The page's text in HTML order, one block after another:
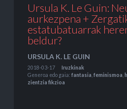
Ursula K. Le Guin:
aurkezpena +
estatubatuarrak
beldur?
URSULA K. LE GUIN
2018-03-17
Iruzkinak
Generoa edo gaia: fantasia feminismoa
zientzia fikzioa